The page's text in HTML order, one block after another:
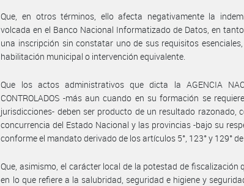
Que, en otros términos, ello afecta negativamente la
volcada en el Banco Nacional Informatizado de Datos, en
una inscripción sin constatar uno de sus requisitos
habilitación municipal o intervención equivalente.
Que los actos administrativos que dicta la AGENCIA
CONTROLADOS -más aun cuando en su formación se
jurisdicciones- deben ser producto de un resultado razonado,
concurrencia del Estado Nacional y las provincias -bajo su
conforme el mandato derivado de los artículos 5°, 123° y 129°
Que, asimismo, el carácter local de la potestad de fiscalización
en lo que refiere a la salubridad, seguridad e higiene y